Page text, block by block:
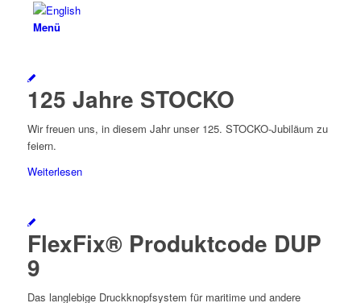
Menü
125 Jahre STOCKO
Wir freuen uns, in diesem Jahr unser 125. STOCKO-Jubiläum zu
feiern.
Weiterlesen
FlexFix® Produktcode DUP
9
Das langlebige Druckknopfsystem für maritime und andere